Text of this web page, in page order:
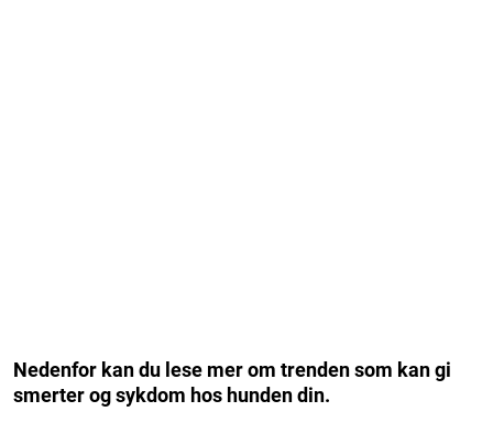
Nedenfor kan du lese mer om trenden som kan gi
smerter og sykdom hos hunden din.